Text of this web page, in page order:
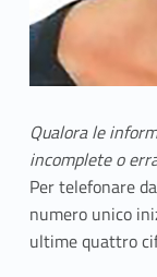
Qualora le
incomplete o
Per telefonare
numero unico
ultime quattro